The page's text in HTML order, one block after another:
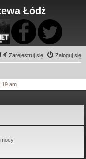
Łódź
Zaloguj się
Zarejestruj się
am